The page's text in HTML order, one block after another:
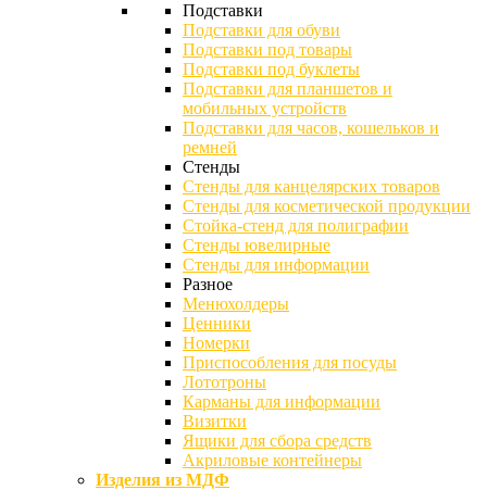
Подставки
Подставки для обуви
Подставки под товары
Подставки под буклеты
Подставки для планшетов и
мобильных устройств
Подставки для часов, кошельков и
ремней
Стенды
Стенды для канцелярских товаров
Стенды для косметической продукции
Стойка-стенд для полиграфии
Стенды ювелирные
Стенды для информации
Разное
Менюхолдеры
Ценники
Номерки
Приспособления для посуды
Лототроны
Карманы для информации
Визитки
Ящики для сбора средств
Акриловые контейнеры
Изделия из МДФ